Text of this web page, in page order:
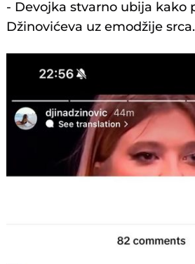
- Devojka stvarno ubija kako
Džinovićeva uz emodžije srca.